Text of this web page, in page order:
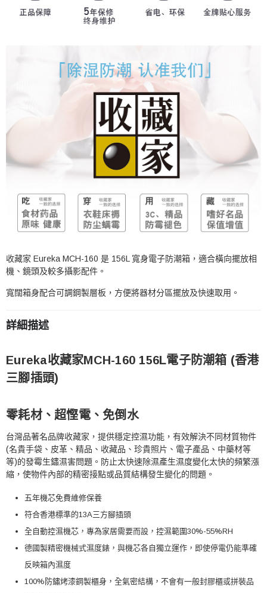
收藏家 Eureka MCH-160 是 156L 寬身電子防潮箱，適合橫向擺放相
機、鏡頭及較多攝影配件。
寬闊箱身配合可調鋼製層板，方便將器材分區擺放及快速取用。
詳細描述
Eureka收藏家MCH-160 156L電子防潮箱 (香港
三腳插頭)
零耗材、超慳電、免倒水
台灣品著名品牌收藏家，提供穩定控濕功能，有效解決不同材質物件
(名貴手袋、皮革、精品、收藏品、珍貴照片、電子產品、中藥材等
等)的發霉生鏽濕害問題。防止太快速除濕產生濕度變化太快的頻繁漲
縮，使物件內部的精密接點或品質結構發生變化的問題。
五年機芯免費維修保養
符合香港標準的13A三方腳插頭
全自動控濕機芯，專為家居需要而設，控濕範圍30%-55%RH
德國製精密機械式濕度錶，與機芯各自獨立運作，即使停電仍能準確
反映箱內濕度
100%防鏽烤漆鋼製櫃身，全氣密結構，不會有一般封膠櫃或拼裝品